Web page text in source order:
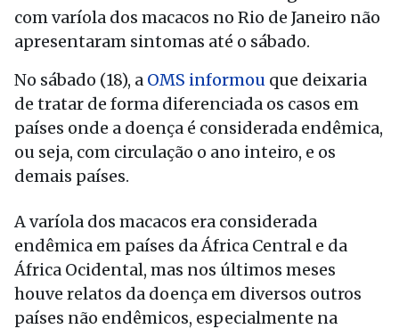
com varíola dos macacos no Rio de Janeiro não
apresentaram sintomas até o sábado.
No sábado (18), a OMS informou que deixaria
de tratar de forma diferenciada os casos em
países onde a doença é considerada endêmica,
ou seja, com circulação o ano inteiro, e os
demais países.
A varíola dos macacos era considerada
endêmica em países da África Central e da
África Ocidental, mas nos últimos meses
houve relatos da doença em diversos outros
países não endêmicos, especialmente na